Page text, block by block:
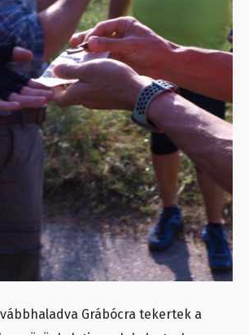
Grábócra tekertek a